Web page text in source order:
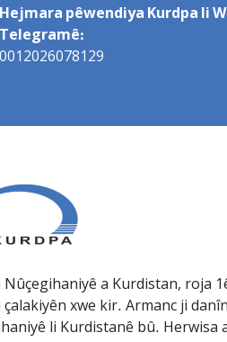
Hejmara pêwendiya Kurdpa li
Telegramê:
0012026078129
Nûçegihaniyê a Kurdistan, roja
çalakiyên xwe kir. Armanc ji
li Kurdistanê bû. Herwisa